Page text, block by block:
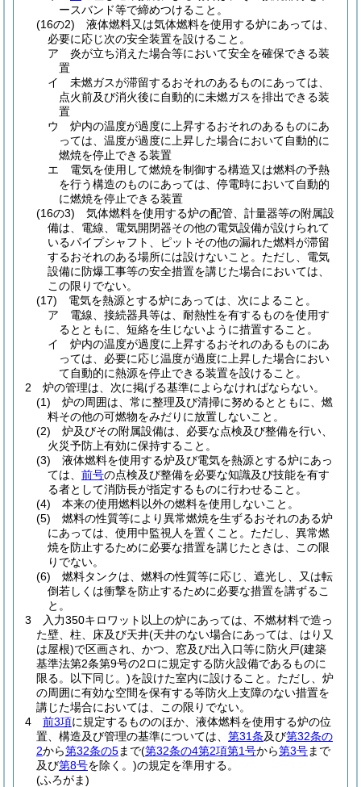
ースバンド等で締めつけること。
(16の2)
液体燃料又は気体燃料を使用する炉にあっては、
必要に応じ次の安全装置を設けること。
ア
炎が立ち消えた場合等において安全を確保できる装
置
イ
未燃ガスが滞留するおそれのあるものにあっては、
点火前及び消火後に自動的に未燃ガスを排出できる装
置
ウ
炉内の温度が過度に上昇するおそれのあるものにあ
っては、温度が過度に上昇した場合において自動的に
燃焼を停止できる装置
エ
電気を使用して燃焼を制御する構造又は燃料の予熱
を行う構造のものにあっては、停電時において自動的
に燃焼を停止できる装置
(16の3)
気体燃料を使用する炉の配管、計量器等の附属設
備は、電線、電気開閉器その他の電気設備が設けられて
いるパイプシャフト、ピットその他の漏れた燃料が滞留
するおそれのある場所には設けないこと。 ただし、電気
設備に防爆工事等の安全措置を講じた場合においては、
この限りでない。
(17)
電気を熱源とする炉にあっては、次によること。
ア
電線、接続器具等は、耐熱性を有するものを使用す
るとともに、短絡を生じないように措置すること。
イ
炉内の温度が過度に上昇するおそれのあるものにあ
っては、必要に応じ温度が過度に上昇した場合におい
て自動的に熱源を停止できる装置を設けること。
2
炉の管理は、次に掲げる基準によらなければならない。
(1)
炉の周囲は、常に整理及び清掃に努めるとともに、燃
料その他の可燃物をみだりに放置しないこと。
(2)
炉及びその附属設備は、必要な点検及び整備を行い、
火災予防上有効に保持すること。
(3)
液体燃料を使用する炉及び電気を熱源とする炉にあっ
ては、 前号の点検及び整備を必要な知識及び技能を有す
る者として消防長が指定するものに行わせること。
(4)
本来の使用燃料以外の燃料を使用しないこと。
(5)
燃料の性質等により異常燃焼を生ずるおそれのある炉
にあっては、使用中監視人を置くこと。 ただし、異常燃
焼を防止するために必要な措置を講じたときは、この限
りでない。
(6)
燃料タンクは、燃料の性質等に応じ、遮光し、又は転
倒若しくは衝撃を防止するために必要な措置を講ずるこ
と。
3
入力350キロワット以上の炉にあっては、不燃材料で造っ
た壁、柱、床及び天井(天井のない場合にあっては、はり又
は屋根)で区画され、かつ、窓及び出入口等に防火戸(建築
基準法第2条第9号の2ロに規定する防火設備であるものに
限る。以下同じ。)を設けた室内に設けること。 ただし、炉
の周囲に有効な空間を保有する等防火上支障のない措置を
講じた場合においては、この限りでない。
4
前3項に規定するもののほか、液体燃料を使用する炉の位
置、構造及び管理の基準については、 第31条及び第32条の
2から第32条の5まで(第32条の4第2項第1号から第3号まで
及び第8号を除く。)の規定を準用する。
(ふろがま)